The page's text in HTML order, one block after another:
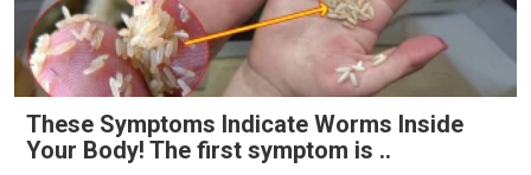
These Symptoms Indicate Worms Inside
Your Body! The first symptom is ..